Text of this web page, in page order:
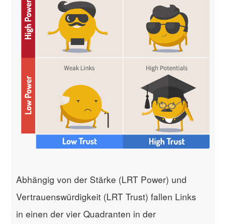
Abhängig von der Stärke (LRT Power) und
Vertrauenswürdigkeit (LRT Trust) fallen Links
in einen der vier Quadranten in der